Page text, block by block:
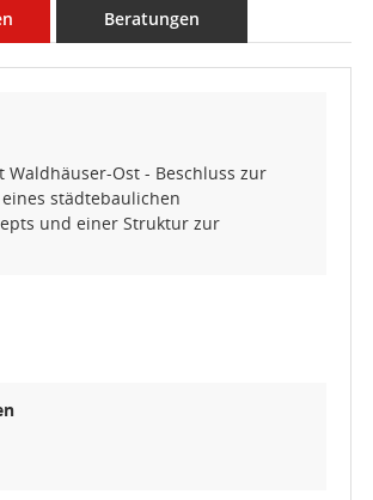
Beratungen
Waldhäuser-Ost - Beschluss zur
städtebaulichen
und einer Struktur zur